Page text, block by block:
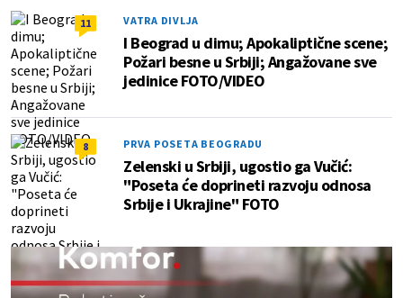
11 VATRA DIVLJA
I Beograd u dimu; Apokaliptične scene;
Požari besne u Srbiji; Angažovane sve
jedinice FOTO/VIDEO
8 PRVA POSETA BEOGRADU
Zelenski u Srbiji, ugostio ga Vučić:
"Poseta će doprineti razvoju odnosa
Srbije i Ukrajine" FOTO